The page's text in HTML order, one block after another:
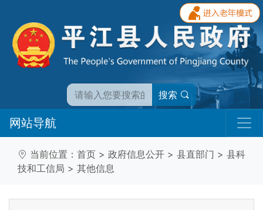
搜索
网站导航
当前位置： 首页 > 政府信息公开 > 县直部门 > 县科
技和工信局 > 其他信息